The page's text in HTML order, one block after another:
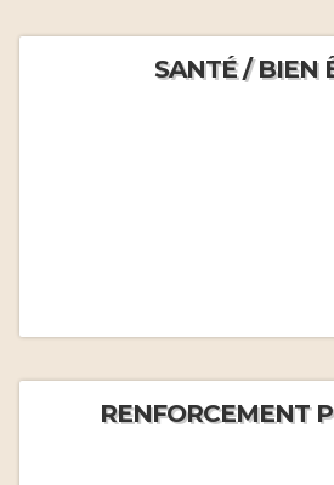
SANTÉ / BIEN
RENFORCEMENT